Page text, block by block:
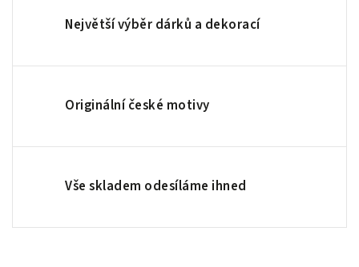
Největší výběr dárků a dekorací
Originální české motivy
Vše skladem odesíláme ihned